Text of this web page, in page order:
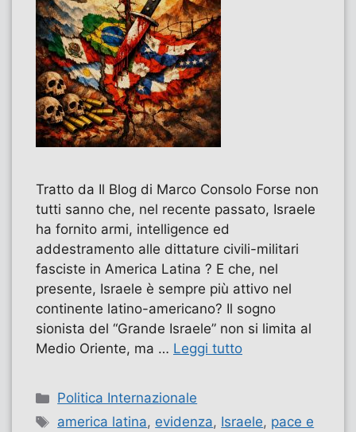
Tratto da Il Blog di Marco Consolo Forse non
tutti sanno che, nel recente passato, Israele
ha fornito armi, intelligence ed
addestramento alle dittature civili-militari
fasciste in America Latina ? E che, nel
presente, Israele è sempre più attivo nel
continente latino-americano? Il sogno
sionista del “Grande Israele” non si limita al
Medio Oriente, ma … Leggi tutto
Categorie
Politica Internazionale
Tag
america latina, evidenza, Israele, pace e